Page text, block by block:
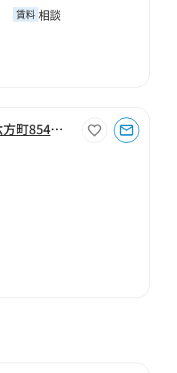
賃料 相談
【千葉県千葉市稲毛区】千葉市稲毛区六方町854坪工場